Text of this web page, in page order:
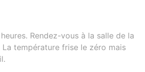
Rendez-vous à la salle de la
température frise le zéro mais